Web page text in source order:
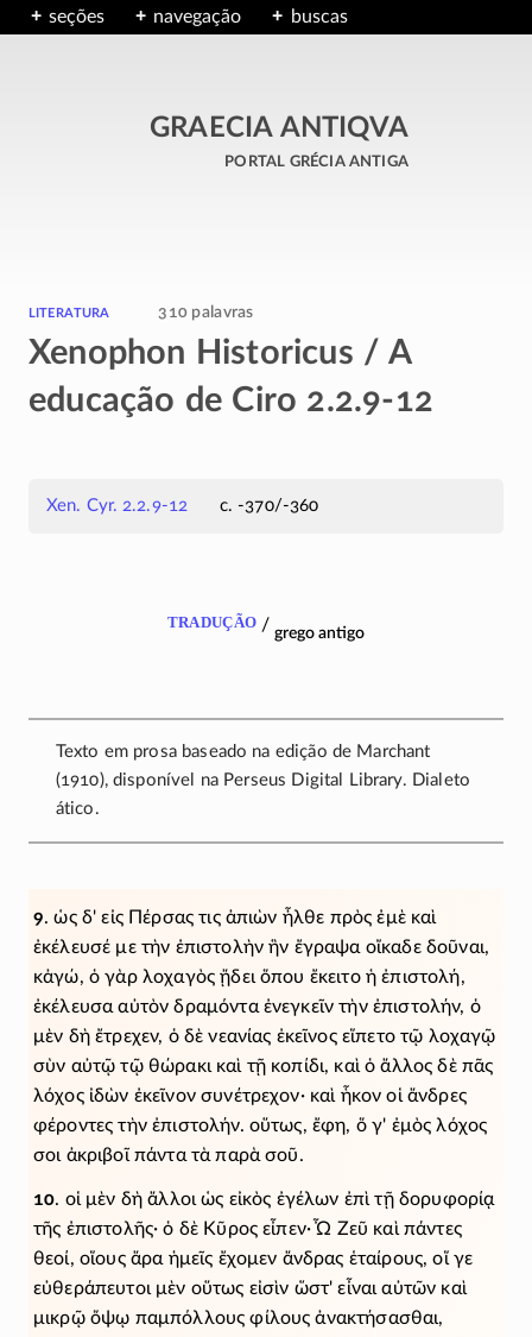
seções navegação buscas
GRAECIA ANTIQVA
portal grécia antiga
literatura 310 palavras
Xenophon Historicus / A
educação de Ciro 2.2.9-12
Xen. Cyr. 2.2.9-12 c. -370/-360
tradução / grego antigo
Texto em prosa baseado na edição de Marchant
(1910), disponível na Perseus Digital Library. Dialeto
ático.
9. ὡς δ' εἰς Πέρσας τις ἀπιὼν ἦλθε πρὸς ἐμὲ καὶ
ἐκέλευσέ με τὴν ἐπιστολὴν ἣν ἔγραψα οἴκαδε δοῦναι,
κἀγώ, ὁ γὰρ λοχαγὸς ᾔδει ὅπου ἔκειτο ἡ ἐπιστολή,
ἐκέλευσα αὐτὸν δραμόντα ἐνεγκεῖν τὴν ἐπιστολήν, ὁ
μὲν δὴ ἔτρεχεν, ὁ δὲ νεανίας ἐκεῖνος εἵπετο τῷ λοχαγῷ
σὺν αὐτῷ τῷ θώρακι καὶ τῇ κοπίδι, καὶ ὁ ἄλλος δὲ πᾶς
λόχος ἰδὼν ἐκεῖνον συνέτρεχον· καὶ ἧκον οἱ ἄνδρες
φέροντες τὴν ἐπιστολήν. οὕτως, ἔφη, ὅ γ' ἐμὸς λόχος
σοι ἀκριβοῖ πάντα τὰ παρὰ σοῦ.
10. οἱ μὲν δὴ ἄλλοι ὡς εἰκὸς ἐγέλων ἐπὶ τῇ δορυφορίᾳ
τῆς ἐπιστολῆς· ὁ δὲ Κῦρος εἶπεν· Ὦ Ζεῦ καὶ πάντες
θεοί, οἵους ἄρα ἡμεῖς ἔχομεν ἄνδρας ἑταίρους, οἵ γε
εὐθεράπευτοι μὲν οὕτως εἰσὶν ὥστ' εἶναι αὐτῶν καὶ
μικρῷ ὄψῳ παμπόλλους φίλους ἀνακτήσασθαι,